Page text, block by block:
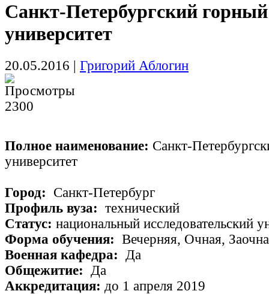
Санкт-Петербургский горный
университет
20.05.2016 | Григорий Аблогин
2300
Полное наименование: Санкт-
университет
Город: Санкт-Петербург
Профиль вуза: технический
Статус: национальный исследовательский
Форма обучения: Вечерняя, Очная,
Военная кафедра:
Да
Общежитие: Да
Аккредитация: до 1 апреля 2019